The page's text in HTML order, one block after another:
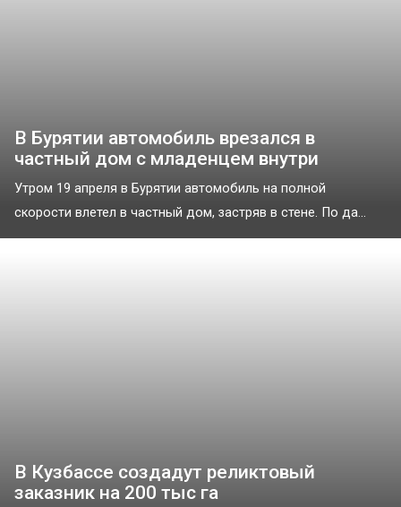
В Бурятии автомобиль врезался в
частный дом с младенцем внутри
Утром 19 апреля в Бурятии автомобиль на полной
скорости влетел в частный дом, застряв в стене. По да...
В Кузбассе создадут реликтовый
заказник на 200 тыс га